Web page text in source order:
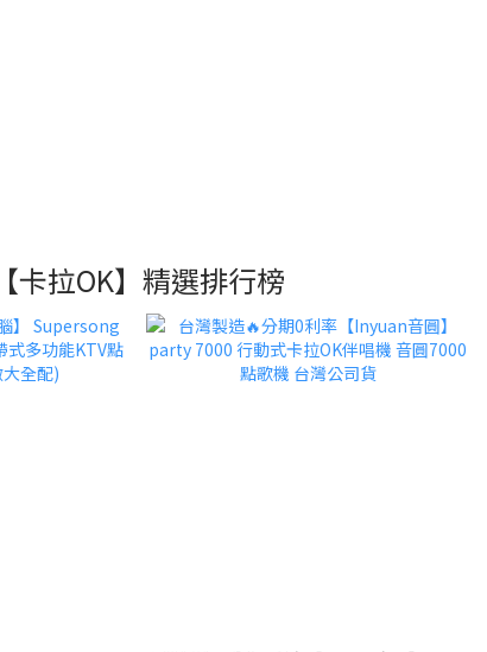
【卡拉OK】精選排行榜